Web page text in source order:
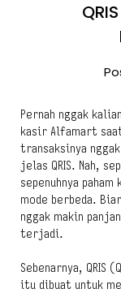
Pernah nggak
kasir Alfamart
transaksinya
jelas QRIS. Nah,
sepenuhnya
mode berbeda.
nggak makin
terjadi.
Sebenarnya, QRIS
itu dibuat untuk